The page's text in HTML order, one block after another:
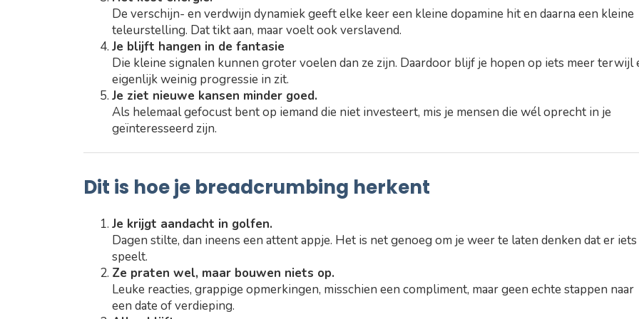
De verschijn- en verdwijn dynamiek geeft elke keer een kleine dopamine hit en daarna een kleine
teleurstelling. Dat tikt aan, maar voelt ook verslavend.
Je blijft hangen in de fantasie
Die kleine signalen kunnen groter voelen dan ze zijn. Daardoor blijf je hopen op iets meer terwijl
eigenlijk weinig progressie in zit.
Je ziet nieuwe kansen minder goed.
Als helemaal gefocust bent op iemand die niet investeert, mis je mensen die wél oprecht in je
geïnteresseerd zijn.
Dit is hoe je breadcrumbing herkent
Je krijgt aandacht in golfen.
Dagen stilte, dan ineens een attent appje. Het is net genoeg om je weer te laten denken dat er iets
speelt.
Ze praten wel, maar bouwen niets op.
Leuke reacties, grappige opmerkingen, misschien een compliment, maar geen echte stappen naar
een date of verdieping.